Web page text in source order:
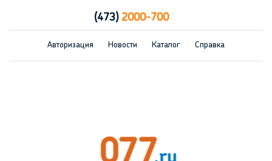
(473)2000-700
Авторизация Новости Каталог Справка